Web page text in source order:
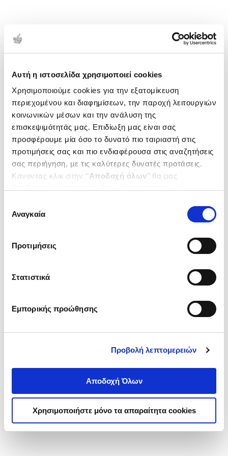
Αυτή η ιστοσελίδα χρησιμοποιεί cookies
Χρησιμοποιούμε cookies για την εξατομίκευση
περιεχομένου και διαφημίσεων, την παροχή λειτουργιών
κοινωνικών μέσων και την ανάλυση της
επισκεψιμότητάς μας. Επιδίωξη μας είναι σας
προσφέρουμε μία όσο το δυνατό πιο ταιριαστή στις
προτιμήσεις σας και πιο ενδιαφέρουσα στις αναζητήσεις
σας περιήγηση, με τις καλύτερες δυνατές προτάσεις.
Κάνοντας κλικ στην ‘’Αποδοχή όλων’’ θα μας
ενδιαφέρουν και να επιλέξετε από τα παρακάτω με την
΄΄και να ενημερωθείτε σχετικά με
συγκατάθεσης
Αναγκαία
Προτιμήσεις
Στατιστικά
Εμπορικής προώθησης
Προβολή λεπτομερειών
Αποδοχή Όλων
Χρησιμοποιήστε μόνο τα απαραίτητα cookies